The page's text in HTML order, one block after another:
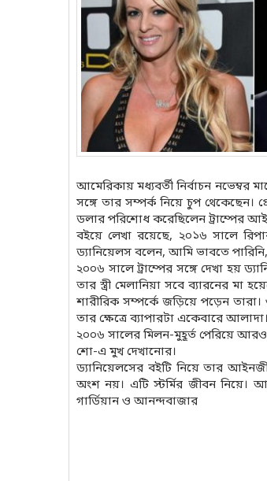
আমেরিকায় মধ্যবর্তী নির্বাচন নভেম্বর
সঙ্গে তার সম্পর্ক নিয়ে চুপ থেকেছেন।
ডলার পরিশোধ করেছিলেন ট্রাম্পের
বইয়ে লেখা রয়েছে, ২০১৬ সালে
ড্যানিয়েলস বলেন, আমি ভাবতে
২০০৬ সালে ট্রাম্পের সঙ্গে দেখা হয়
তার স্ত্রী মেলানিয়া সবে ব্যারনের মা
শারীরিক সম্পর্কে জড়িয়ে পড়েন
তার ক্ষেত্রে ব্যাপারটা একেবারে আলাদা।
২০০৬ সালের মিলন-মুহূর্ত পেরিয়ে আরও
শো-এ মুখ দেখানোর।
ড্যানিয়েলসের বইটি নিয়ে তার
অংশ নয়। এটি স্টর্মির জীবন নিয়ে।
গার্ডিয়ান ও আনন্দবাজার